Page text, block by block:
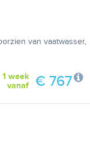
van vaatwasser,
1 week
vanaf
€ 767